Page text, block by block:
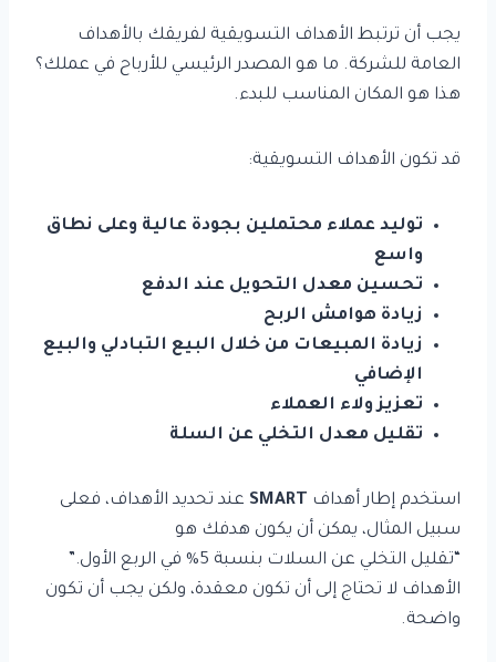
يجب أن ترتبط الأهداف التسويقية لفريقك بالأهداف
العامة للشركة. ما هو المصدر الرئيسي للأرباح في عملك؟
هذا هو المكان المناسب للبدء.
قد تكون الأهداف التسويقية:
توليد عملاء محتملين بجودة عالية وعلى نطاق
واسع
تحسين معدل التحويل عند الدفع
زيادة هوامش الربح
زيادة المبيعات من خلال البيع التبادلي والبيع
الإضافي
تعزيز ولاء العملاء
تقليل معدل التخلي عن السلة
استخدم إطار أهداف SMART عند تحديد الأهداف، فعلى
سبيل المثال، يمكن أن يكون هدفك هو
“تقليل التخلي عن السلات بنسبة 5% في الربع الأول.”
الأهداف لا تحتاج إلى أن تكون معقدة، ولكن يجب أن تكون
واضحة.